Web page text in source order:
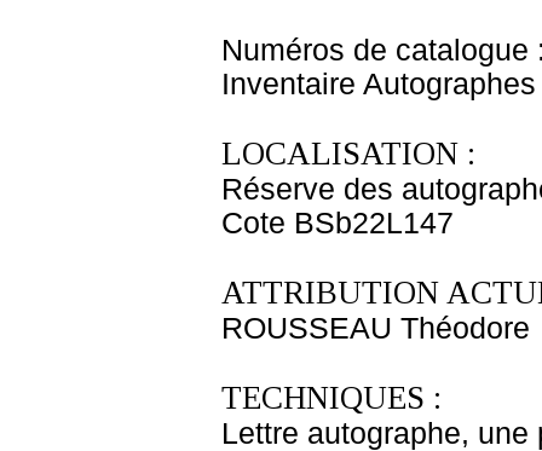
Numéros de catalogue
Inventaire
LOCALISATION :
Réserve des
Cote BSb22L147
ATTRIBUTION
ROUSSEAU Théodore
TECHNIQUES :
Lettre autographe, une